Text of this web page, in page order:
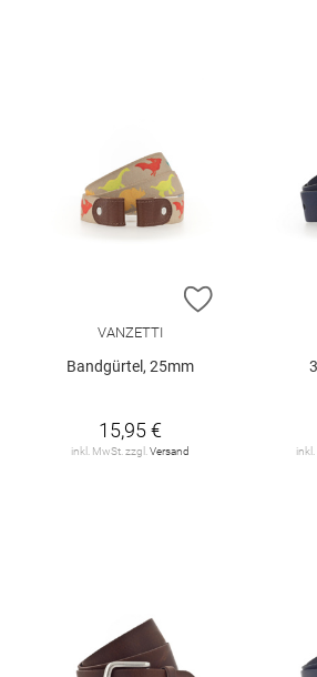
ZUR
VANZETTI
Bandgürtel, 25mm
15,95 €
inkl. MwSt. zzgl.Versand